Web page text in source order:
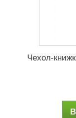
Чехол-